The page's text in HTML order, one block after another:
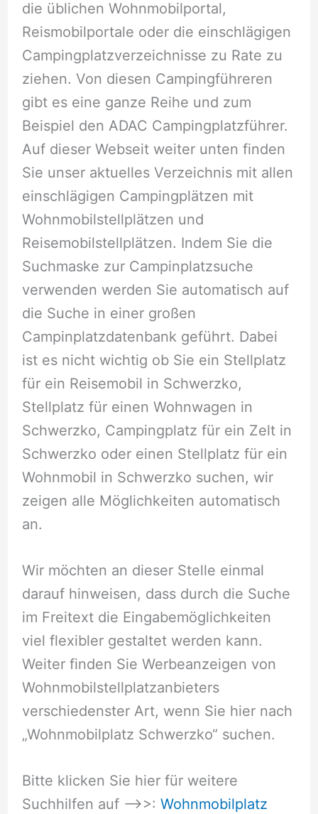
die üblichen Wohnmobilportal,
Reismobilportale oder die einschlägigen
Campingplatzverzeichnisse zu Rate zu
ziehen. Von diesen Campingführeren
gibt es eine ganze Reihe und zum
Beispiel den ADAC Campingplatzführer.
Auf dieser Webseit weiter unten finden
Sie unser aktuelles Verzeichnis mit allen
einschlägigen Campingplätzen mit
Wohnmobilstellplätzen und
Reisemobilstellplätzen. Indem Sie die
Suchmaske zur Campinplatzsuche
verwenden werden Sie automatisch auf
die Suche in einer großen
Campinplatzdatenbank geführt. Dabei
ist es nicht wichtig ob Sie ein Stellplatz
für ein Reisemobil in Schwerzko,
Stellplatz für einen Wohnwagen in
Schwerzko, Campingplatz für ein Zelt in
Schwerzko oder einen Stellplatz für ein
Wohnmobil in Schwerzko suchen, wir
zeigen alle Möglichkeiten automatisch
an.
Wir möchten an dieser Stelle einmal
darauf hinweisen, dass durch die Suche
im Freitext die Eingabemöglichkeiten
viel flexibler gestaltet werden kann.
Weiter finden Sie Werbeanzeigen von
Wohnmobilstellplatzanbieters
verschiedenster Art, wenn Sie hier nach
„Wohnmobilplatz Schwerzko“ suchen.
Bitte klicken Sie hier für weitere
Suchhilfen auf –>>: Wohnmobilplatz